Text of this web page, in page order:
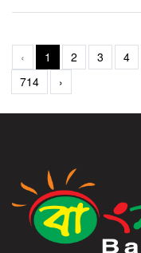
‹ 1 2 3 4
714
›